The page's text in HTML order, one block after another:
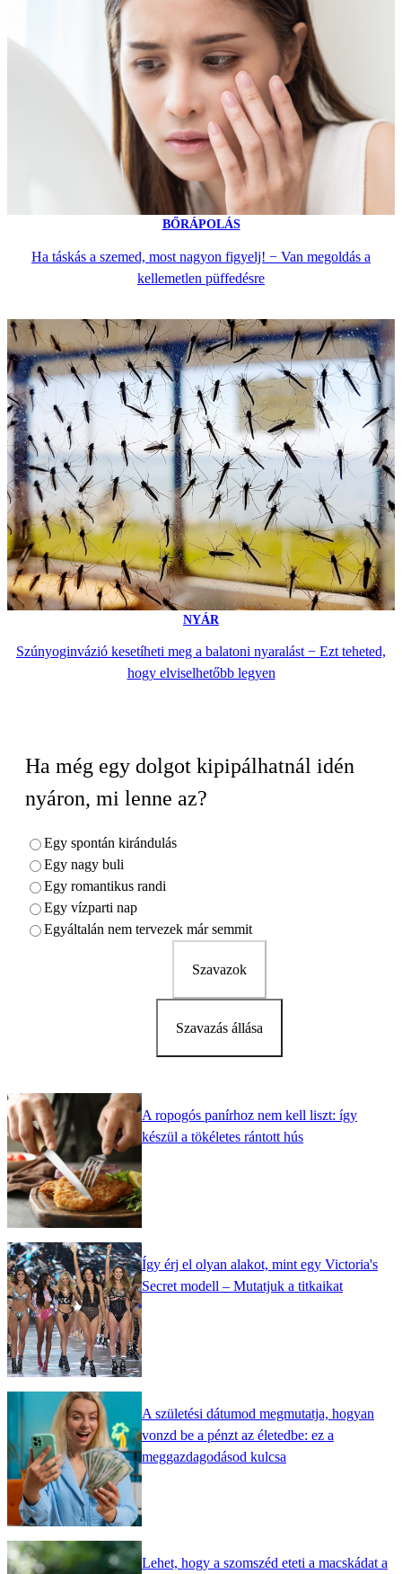
BŐRÁPOLÁS
Ha táskás a szemed, most nagyon figyelj! − Van megoldás a
kellemetlen püffedésre
NYÁR
Szúnyoginvázió kesetíheti meg a balatoni nyaralást − Ezt teheted,
hogy elviselhetőbb legyen
Ha még egy dolgot kipipálhatnál idén
nyáron, mi lenne az?
Egy spontán kirándulás
Egy nagy buli
Egy romantikus randi
Egy vízparti nap
Egyáltalán nem tervezek már semmit
Szavazok
Szavazás állása
A ropogós panírhoz nem kell liszt: így
készül a tökéletes rántott hús
Így érj el olyan alakot, mint egy Victoria's
Secret modell – Mutatjuk a titkaikat
A születési dátumod megmutatja, hogyan
vonzd be a pénzt az életedbe: ez a
meggazdagodásod kulcsa
Lehet, hogy a szomszéd eteti a macskádat a